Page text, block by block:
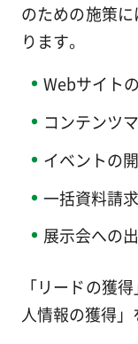
のための施策
ります。
Webサイト
コンテンツ
イベントの
一括資料請
展示会への
「リードの獲
人情報の獲得